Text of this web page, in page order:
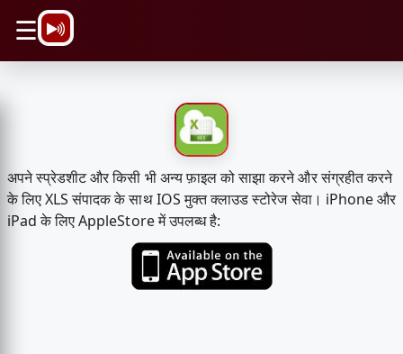
☰
अपने स्प्रेडशीट और किसी भी अन्य फ़ाइल को साझा करने और संग्रहीत करने
के लिए XLS संपादक के साथ IOS मुक्त क्लाउड स्टोरेज सेवा। iPhone और
iPad के लिए AppleStore में उपलब्ध है: